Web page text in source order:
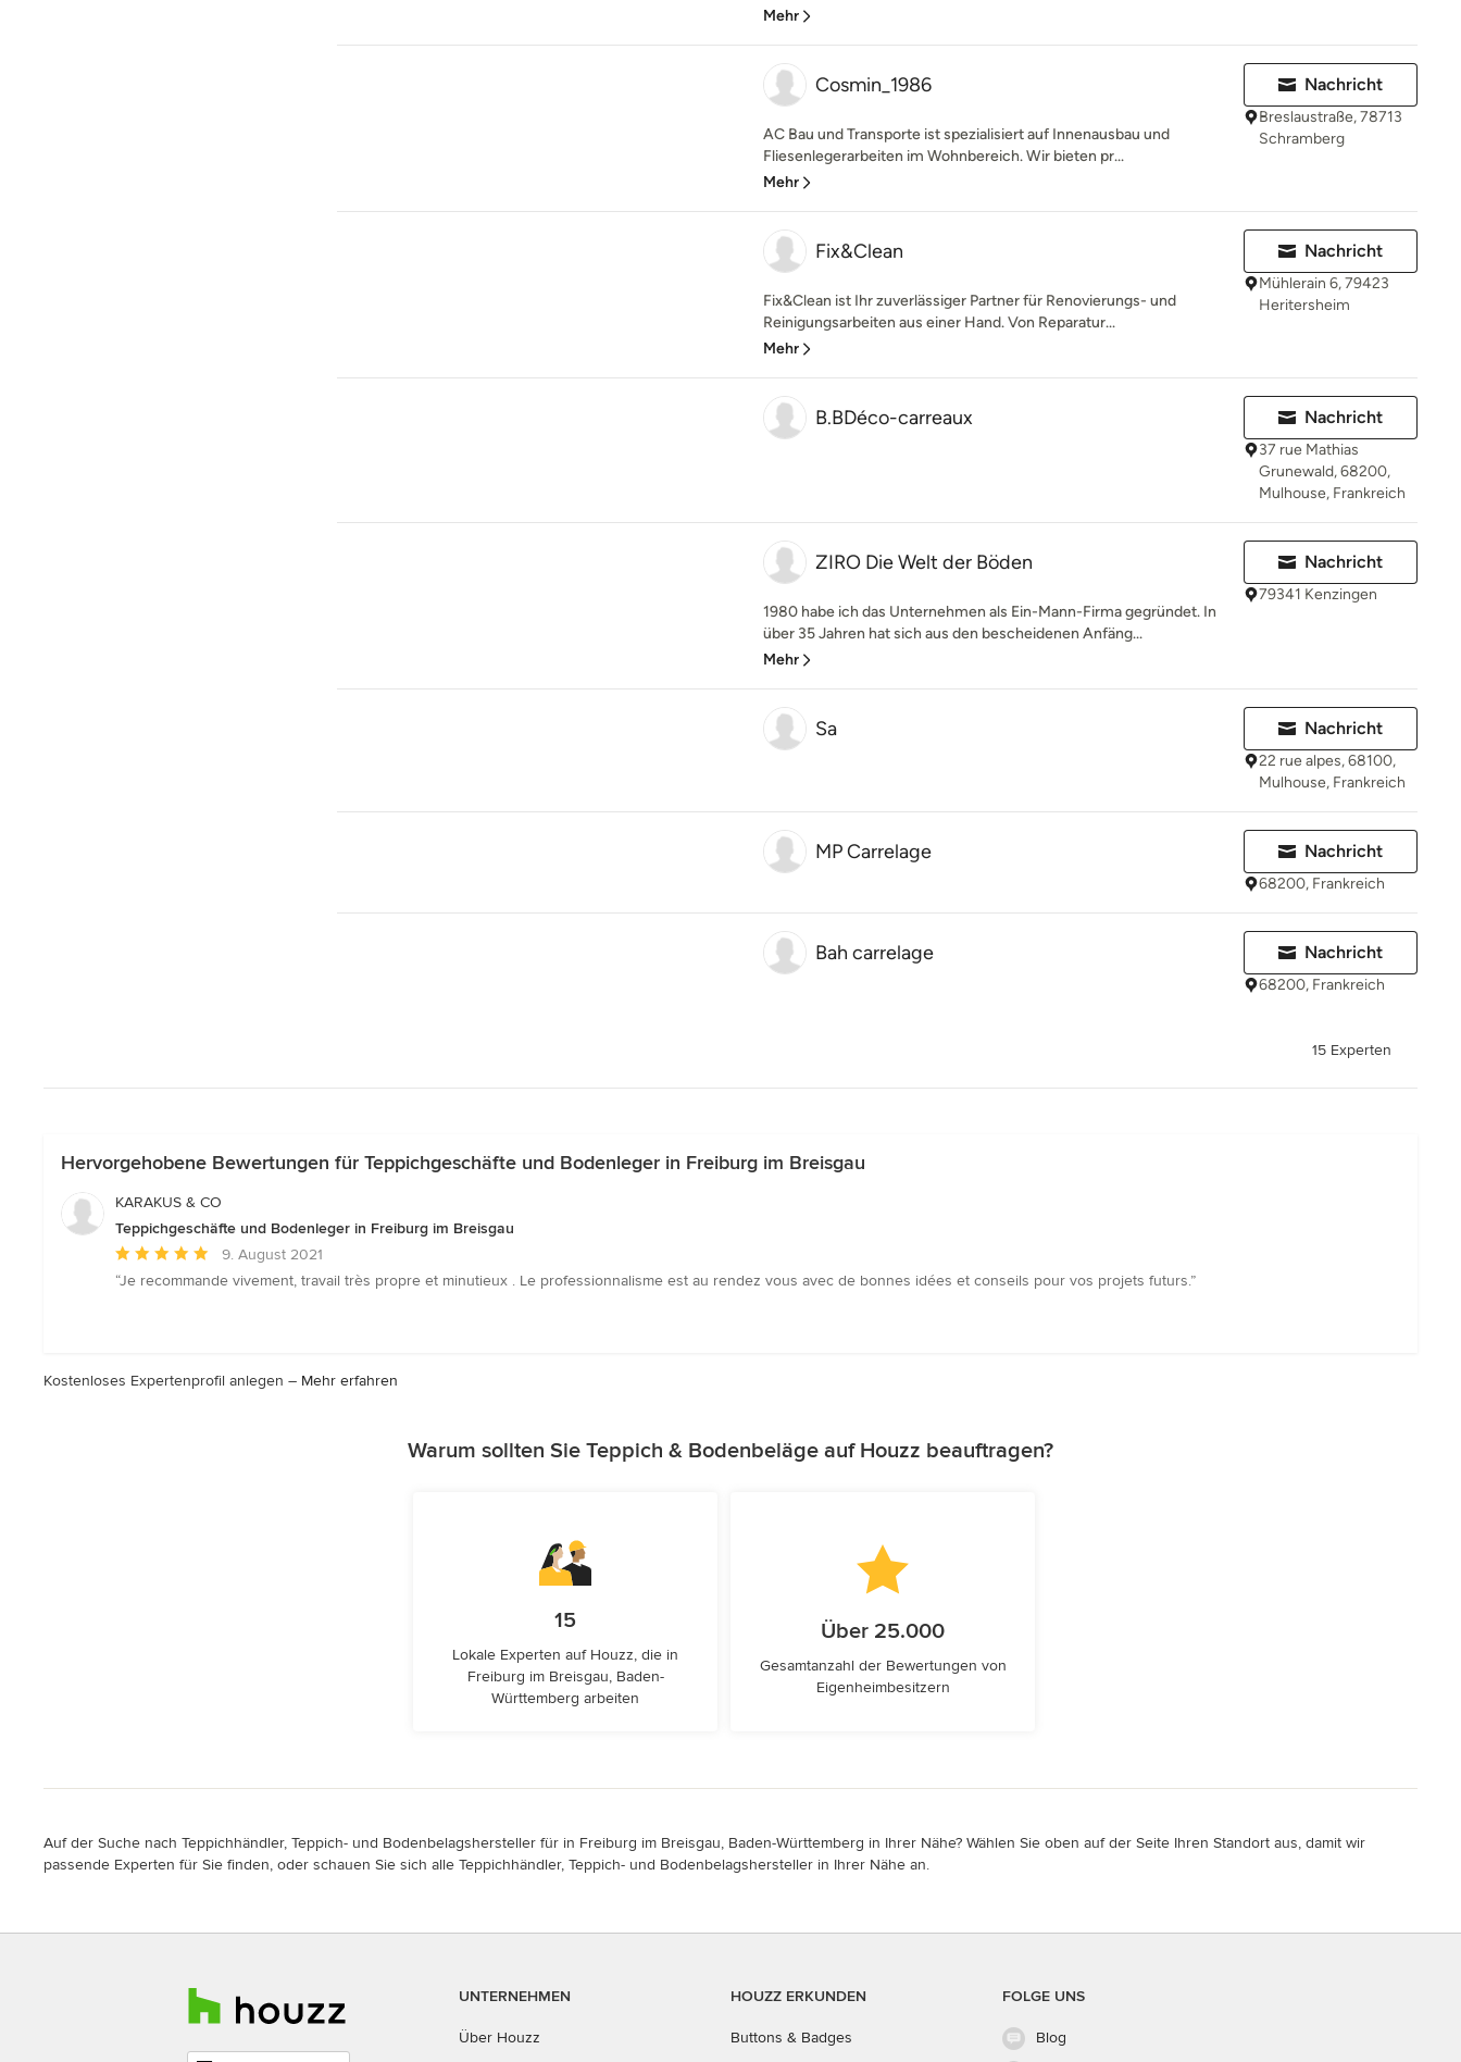
Mehr
Cosmin_1986
AC Bau und Transporte ist spezialisiert auf Innenausbau und
Fliesenlegerarbeiten im Wohnbereich. Wir bieten pr...
Mehr
Nachricht
Breslaustraße, 78713
Schramberg
Fix&Clean
Fix&Clean ist Ihr zuverlässiger Partner für Renovierungs- und
Reinigungsarbeiten aus einer Hand. Von Reparatur...
Mehr
Nachricht
Mühlerain 6, 79423
Heritersheim
B.BDéco-carreaux Nachricht
37 rue Mathias
Grunewald, 68200,
Mulhouse, Frankreich
ZIRO Die Welt der Böden
1980 habe ich das Unternehmen als Ein-Mann-Firma gegründet. In
über 35 Jahren hat sich aus den bescheidenen Anfäng...
Mehr
Nachricht
79341 Kenzingen
Sa Nachricht
22 rue alpes, 68100,
Mulhouse, Frankreich
MP Carrelage Nachricht
68200, Frankreich
Bah carrelage Nachricht
68200, Frankreich
15 Experten
Hervorgehobene Bewertungen für Teppichgeschäfte und Bodenleger in Freiburg im Breisgau
KARAKUS & CO
Teppichgeschäfte und Bodenleger in Freiburg im Breisgau
Durchschnittliche
Bewertung:
9. August 2021
“Je recommande vivement, travail très propre et minutieux . Le professionnalisme est au rendez vous avec de bonnes idées et conseils pour vos projets futurs.”
Kostenloses Expertenprofil anlegen – Mehr erfahren
Warum sollten Sie Teppich & Bodenbeläge auf Houzz beauftragen?
15
Lokale Experten auf Houzz, die in
Freiburg im Breisgau, Baden-
Württemberg arbeiten
Über 25.000
Gesamtanzahl der Bewertungen von
Eigenheimbesitzern
Auf der Suche nach Teppichhändler, Teppich- und Bodenbelagshersteller für in Freiburg im Breisgau, Baden-Württemberg in Ihrer Nähe? Wählen Sie oben auf der Seite Ihren Standort aus, damit wir
passende Experten für Sie finden, oder schauen Sie sich alle Teppichhändler, Teppich- und Bodenbelagshersteller in Ihrer Nähe an.
UNTERNEHMEN
Über Houzz
HOUZZ ERKUNDEN
Buttons & Badges
FOLGE UNS
Blog